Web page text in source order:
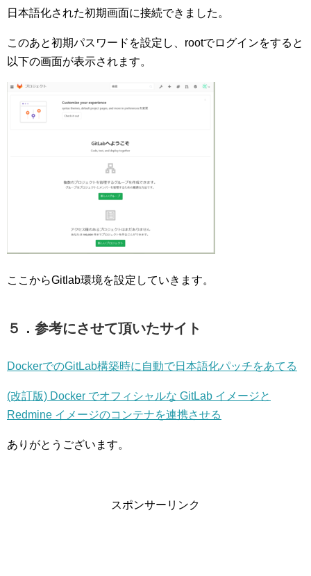
日本語化された初期画面に接続できました。
このあと初期パスワードを設定し、rootでログインをすると
以下の画面が表示されます。
ここからGitlab環境を設定していきます。
５．参考にさせて頂いたサイト
DockerでのGitLab構築時に自動で日本語化パッチをあてる
(改訂版) Docker でオフィシャルな GitLab イメージと
Redmine イメージのコンテナを連携させる
ありがとうございます。
スポンサーリンク